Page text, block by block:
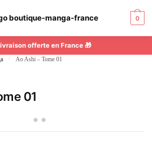
0
offerte en France 🎁
/ Ao Ashi – Tome 01
01